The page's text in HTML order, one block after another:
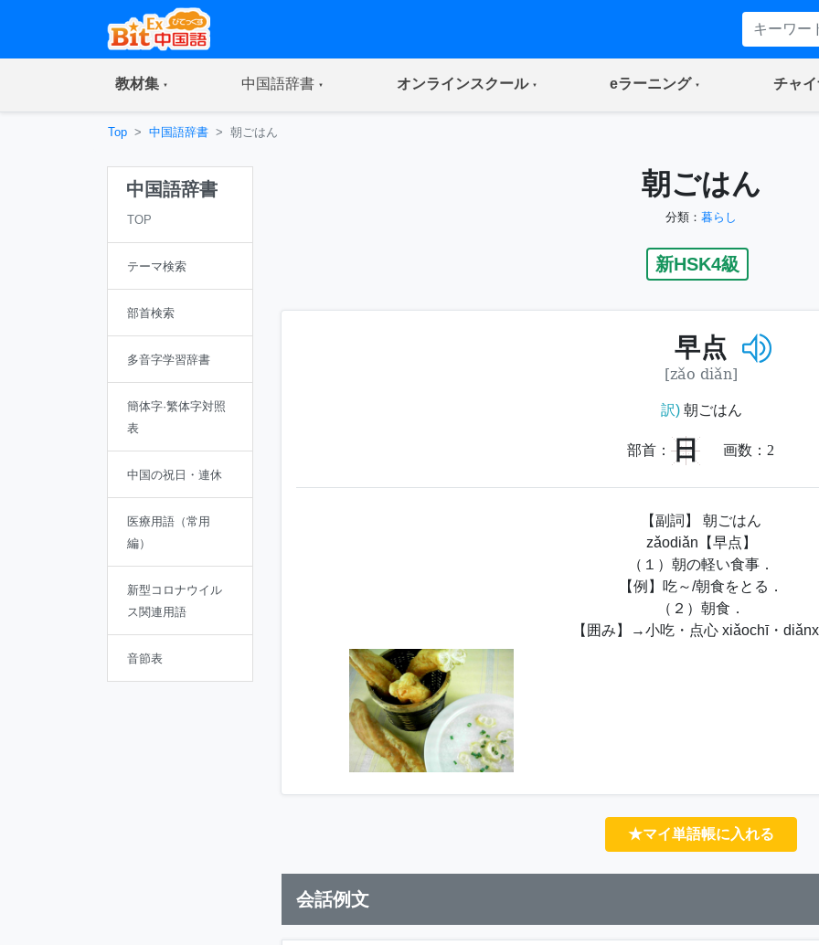
教材集(current) 中国語辞書(current) オンラインスクール(current) eラーニング(current) チャ
Top 中国語辞書 朝ごはん
中国語辞書
TOP
テーマ検索
部首検索
多音字学習辞書
簡体字·繁体字対照
表
中国の祝日・連休
医療用語（常用
編）
新型コロナウイル
ス関連用語
音節表
朝ごはん
分類： 暮らし
新HSK4級
早点
[zǎo diǎn]
訳)朝ごはん
部首： 日 画数： 2
【副詞】 朝ごはん
zǎodiǎn【早点】
（１）朝の軽い食事．
【例】吃～/朝食をとる．
（２）朝食．
【囲み】→小吃・点心 xiǎochī・
★マイ単語帳に入れる
会話例文